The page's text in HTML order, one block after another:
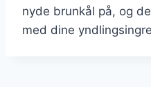
nyde brunkål på, og
med dine